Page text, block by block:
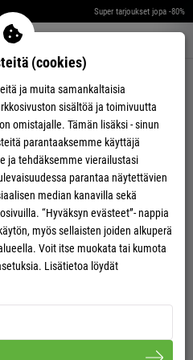
Super tarjoukset jopa -80%
Warenkorb aufklappen
(cookies)
ja muita samankaltaisia
sisältöä ja toimivuutta
omistajalle. Tämän lisäksi - sinun
parantaaksemme käyttäjä
ja tehdäksemme vierailustasi
parantaa näytettävien
median kanavilla sekä
“Hyväksyn evästeet”- nappia
myös sellaisten joiden alkuperä
Voit itse muokata tai kumota
Lisätietoa löydät